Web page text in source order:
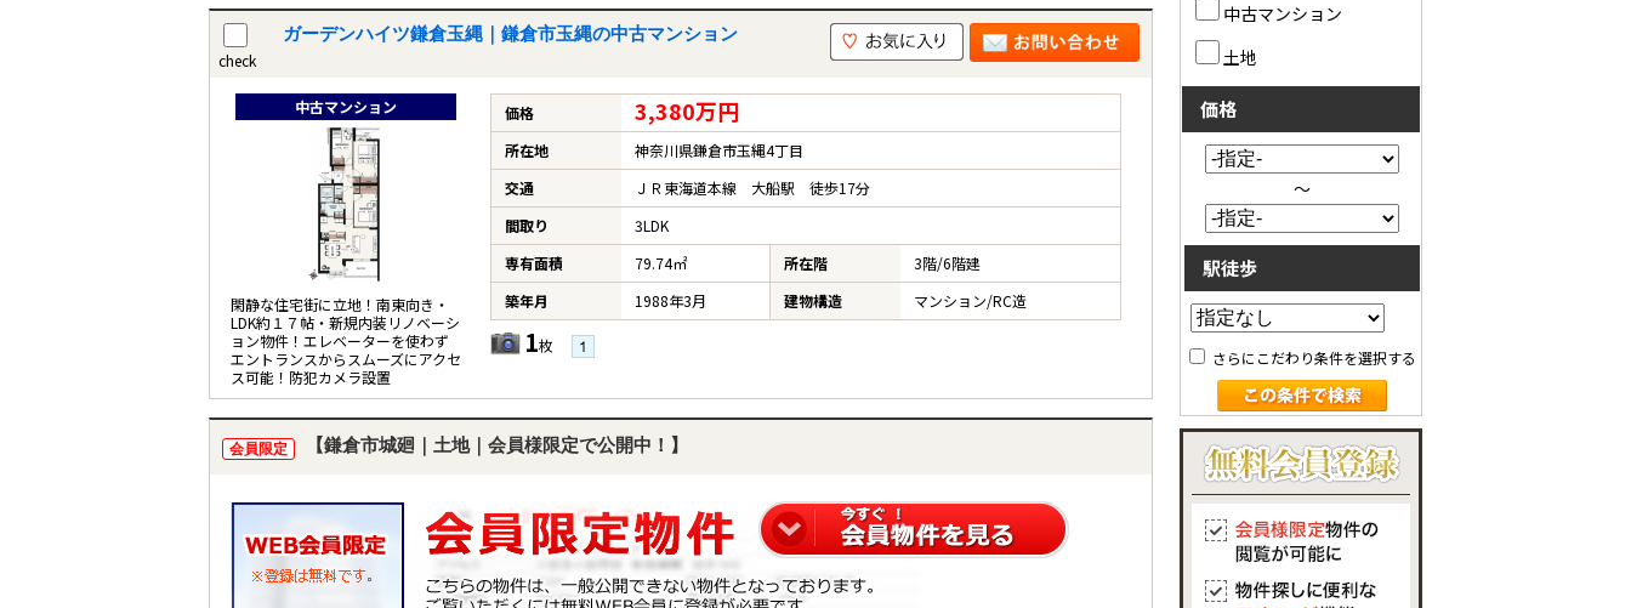
check
ガーデンハイツ鎌倉玉縄｜鎌倉市玉縄の中古マンション
中古マンション
閑静な住宅街に立地！南東向き・
LDK約１７帖・新規内装リノベーシ
ョン物件！エレベーターを使わず
エントランスからスムーズにアクセ
ス可能！防犯カメラ設置
価格 3,380万円
所在地
神奈川県鎌倉市玉縄4丁目
交通
ＪＲ東海道本線 大船駅 徒歩17分
間取り
3LDK
専有面積
79.74㎡ 所在階
3階/6階建
築年月
1988年3月 建物構造 マンション/RC造
1枚
会員限定 【鎌倉市城廻｜土地｜会員様限定で公開中！】
中古マンション
土地
価格
～
駅徒歩
さらにこだわり条件を選択する